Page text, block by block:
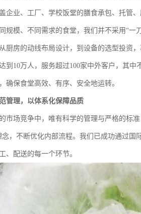
企业、工厂、学校饭堂的膳食承包、托管、
规模、不同需求的食堂，我们并不采用“
厨房的动线布局设计，到设备的选型投资
到10万人，服务超过100家中外客户，其
确保食堂高效、有序、安全地运转。
管理，以体系化保障品质
市场竞争中，唯有科学的管理与严格的标
念，不断优化内部流程。我们已成功通过
、配送的每一个环节。